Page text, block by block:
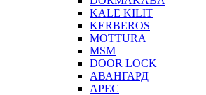
KALE KILIT
KERBEROS
MOTTURA
MSM
DOOR LOCK
АВАНГАРД
АРЕС